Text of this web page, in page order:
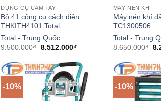
DỤNG CỤ CẦM TAY
Bộ 41 công cụ cách điện
THKITH4101 Total
Total - Trung Quốc
9.500.000₫ Giá
là:
9.500.000₫.
8.512.000₫Giá
tại
là:
8.512.000₫.
MÁY NÉN KHÍ
Máy nén khí
TC1300506
Total - Trung
8.650.000₫
-10% -10%